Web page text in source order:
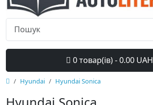
0 товар(ів) - 0.00 UAH
Hyundai Hyundai Sonica